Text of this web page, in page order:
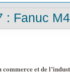
: Fanuc
et de